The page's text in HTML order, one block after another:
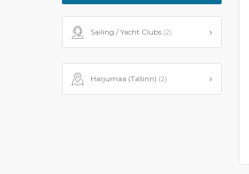
Sailing / Yacht Clubs (2)
Harjumaa (Tallinn) (2)